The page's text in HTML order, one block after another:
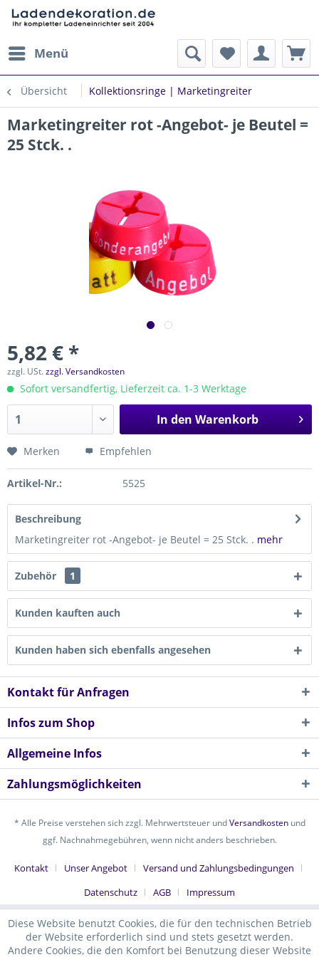
Menü
Übersicht Kollektionsringe | Marketingreiter
Marketingreiter rot -Angebot- je Beutel =
25 Stck. .
5,82 € *
zzgl. USt.zzgl. Versandkosten
Sofort versandfertig, Lieferzeit ca. 1-3 Werktage
In den Warenkorb
Merken Empfehlen
Artikel-Nr.: 5525
Beschreibung
Marketingreiter rot -Angebot- je Beutel = 25 Stck. . mehr
Zubehör 1
Kunden kauften auch
Kunden haben sich ebenfalls angesehen
Kontakt für Anfragen
Infos zum Shop
Allgemeine Infos
Zahlungsmöglichkeiten
* Alle Preise verstehen sich zzgl. Mehrwertsteuer undVersandkostenund
ggf. Nachnahmegebühren, wenn nicht anders beschrieben.
Kontakt Unser Angebot
Versand und Zahlungsbedingungen
Datenschutz
AGB Impressum
Diese Website benutzt Cookies, die für den technischen Betrieb
der Website erforderlich sind und stets gesetzt werden.
Andere Cookies, die den Komfort bei Benutzung dieser Website